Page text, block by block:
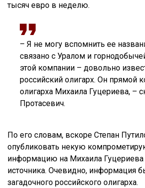
тысяч евро в неделю.
– Я не могу вспомнить ее
связано с Уралом и
этой компании – довольно
российский олигарх. Он прямой
олигарха Михаила Гуцериева, –
Протасевич.
По его словам, вскоре Степан
опубликовать некую
информацию на Михаила Гуцериева
источника. Очевидно, информация
загадочного российского олигарха.